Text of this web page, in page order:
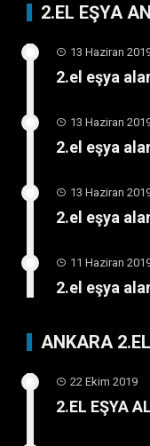
2.EL EŞYA
13 Haziran
2.el eşya
13 Haziran
2.el eşya
13 Haziran
2.el eşya
11 Haziran
2.el eşya
ANKARA
22 Ekim 2019
2.EL EŞYA